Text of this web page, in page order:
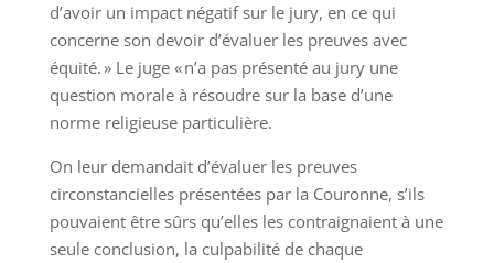
d’avoir un impact négatif sur le jury, en ce qui
concerne son devoir d’évaluer les preuves avec
équité. » Le juge « n’a pas présenté au jury une
question morale à résoudre sur la base d’une
norme religieuse particulière.
On leur demandait d’évaluer les preuves
circonstancielles présentées par la Couronne, s’ils
pouvaient être sûrs qu’elles les contraignaient à une
seule conclusion, la culpabilité de chaque